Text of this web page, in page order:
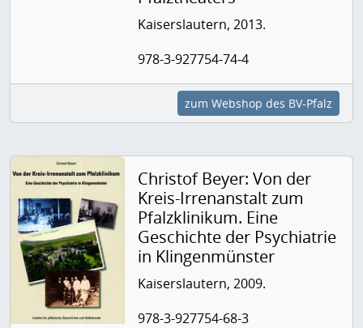
Kaiserslautern, 2013.
978-3-927754-74-4
zum Webshop des BV-Pfalz
Christof Beyer: Von der
Kreis-Irrenanstalt zum
Pfalzklinikum. Eine
Geschichte der Psychiatrie
in Klingenmünster
Kaiserslautern, 2009.
978-3-927754-68-3